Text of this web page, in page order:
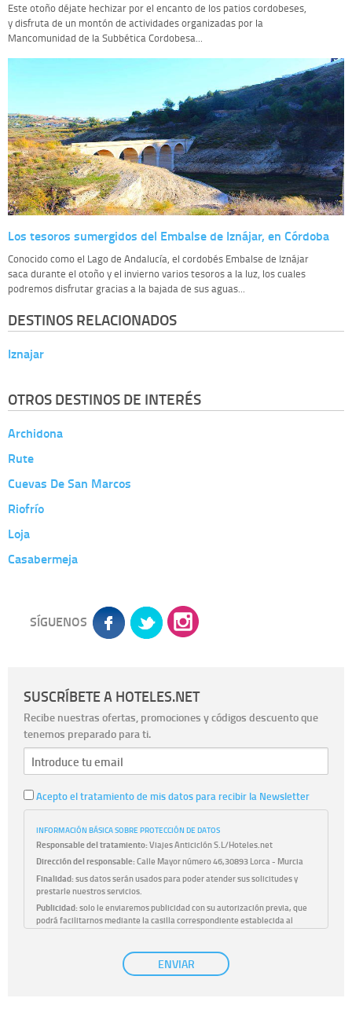
Este otoño déjate hechizar por el encanto de los patios cordobeses,
y disfruta de un montón de actividades organizadas por la
Mancomunidad de la Subbética Cordobesa...
Los tesoros sumergidos del Embalse de Iznájar, en Córdoba
Conocido como el Lago de Andalucía, el cordobés Embalse de Iznájar
saca durante el otoño y el invierno varios tesoros a la luz, los cuales
podremos disfrutar gracias a la bajada de sus aguas...
DESTINOS RELACIONADOS
Iznajar
OTROS DESTINOS DE INTERÉS
Archidona
Rute
Cuevas De San Marcos
Riofrío
Loja
Casabermeja
SÍGUENOS
SUSCRÍBETE A HOTELES.NET
Recibe nuestras ofertas, promociones y códigos descuento que
tenemos preparado para ti.
Acepto el tratamiento de mis datos para recibir la Newsletter
INFORMACIÓN BÁSICA SOBRE PROTECCIÓN DE DATOS
Responsable del tratamiento:Viajes Anticiclón S.L/Hoteles.net
Dirección del responsable:Calle Mayor número 46,30893 Lorca - Murcia
Finalidad:sus datos serán usados para poder atender sus solicitudes y
prestarle nuestros servicios.
Publicidad:solo le enviaremos publicidad con su autorización previa, que
podrá facilitarnos mediante la casilla correspondiente establecida al
efecto.
únicamente trataremos sus datos con su consentimiento
previo, que podrá facilitarnos mediante la casilla correspondiente
ENVIAR